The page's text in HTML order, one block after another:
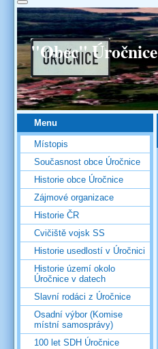
"Obec" Úročnice
Menu
Místopis
Současnost obce Úročnice
Historie obce Úročnice
Zájmové organizace
Historie ČR
Cvičiště vojsk SS
Historie usedlostí v Úročnici
Historie území okolo
Úročnice v datech
Slavní rodáci z Úročnice
Osadní výbor (Komise
místní samosprávy)
100 let SDH Úročnice